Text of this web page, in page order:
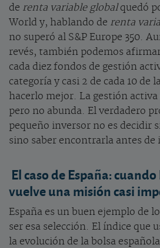
de renta variable globalquedó
World y, hablando de renta
no superó al S&P Europe 350.
revés, también podemos
cada diez fondos de gestión
categoría y casi 2 de cada 10 de
hacerlo mejor. La gestión
pero no abunda. El verdadero
pequeño inversor no es decidir
sino saber encontrarla antes de
El caso de España:
vuelve una misión casi
España es un buen ejemplo de
ser esa selección. El índice que
la evolución de la bolsa